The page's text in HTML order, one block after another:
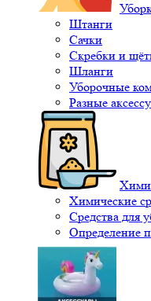
Штанги
Сачки
Скребки и
Шланги
Уборочные
Разные
Химические
Средства для
Определение